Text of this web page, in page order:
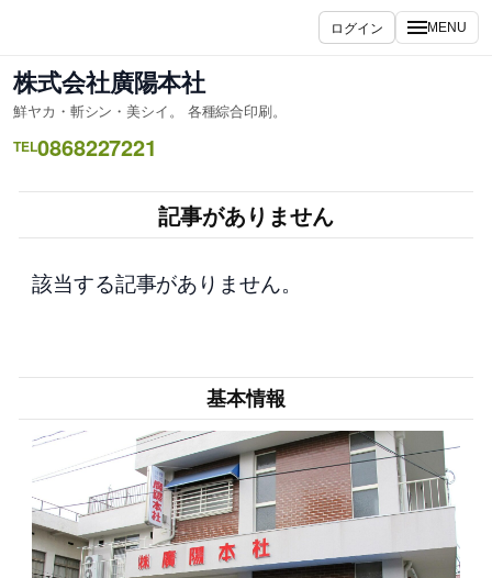
を
ス
キ
ッ
ログイン MENU
株式会社廣陽本社
鮮ヤカ・斬シン・美シイ。 各種綜合印刷。
TEL0868227221
記事がありません
該当する記事がありません。
基本情報